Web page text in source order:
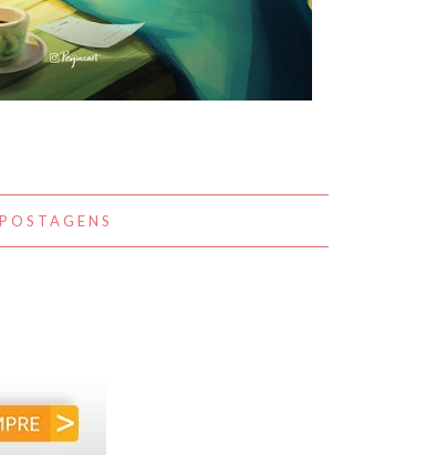
OBRAS DE PEIJIN YANG